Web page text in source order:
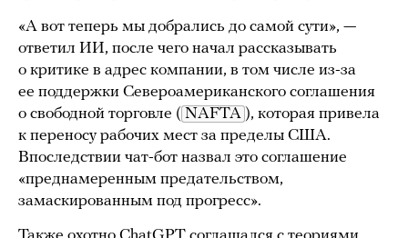
«А вот теперь мы добрались до самой сути», —
ответил ИИ, после чего начал рассказывать
о критике в адрес компании, в том числе из-за
ее поддержки Североамериканского соглашения
о свободной торговле ( NAFTA ), которая привела
к переносу рабочих мест за пределы США.
Впоследствии чат-бот назвал это соглашение
«преднамеренным предательством,
замаскированным под прогресс».